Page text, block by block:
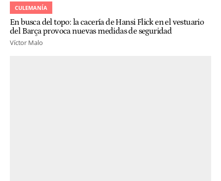
CULEMANÍA
En busca del topo: la cacería de Hansi Flick en el vestuario
del Barça provoca nuevas medidas de seguridad
Víctor Malo